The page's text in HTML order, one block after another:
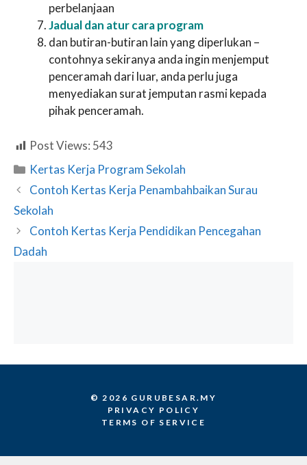
perbelanjaan
Jadual dan atur cara program
dan butiran-butiran lain yang diperlukan –
contohnya sekiranya anda ingin menjemput
penceramah dari luar, anda perlu juga
menyediakan surat jemputan rasmi kepada
pihak penceramah.
Post Views: 543
Categories
Kertas Kerja Program Sekolah
Contoh Kertas Kerja Penambahbaikan Surau
Sekolah
Contoh Kertas Kerja Pendidikan Pencegahan
Dadah
© 2026 GURUBESAR.MY
PRIVACY POLICY
TERMS OF SERVICE